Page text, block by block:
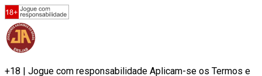
+18 | Jogue com responsabilidade Aplicam-se os Termos e